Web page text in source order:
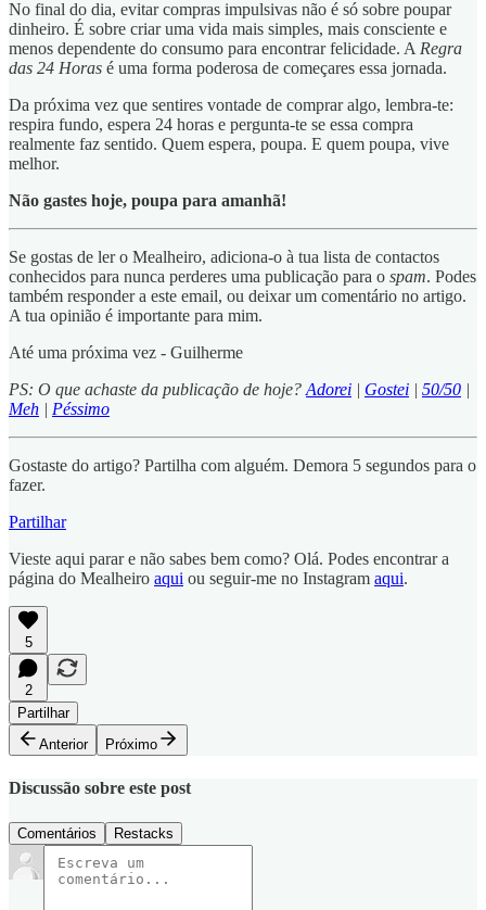
No final do dia, evitar compras impulsivas não é só sobre poupar
dinheiro. É sobre criar uma vida mais simples, mais consciente e
menos dependente do consumo para encontrar felicidade. A Regra
das 24 Horas é uma forma poderosa de começares essa jornada.
Da próxima vez que sentires vontade de comprar algo, lembra-te:
respira fundo, espera 24 horas e pergunta-te se essa compra
realmente faz sentido. Quem espera, poupa. E quem poupa, vive
melhor.
Não gastes hoje, poupa para amanhã!
Se gostas de ler o Mealheiro, adiciona-o à tua lista de contactos
conhecidos para nunca perderes uma publicação para o spam. Podes
também responder a este email, ou deixar um comentário no artigo.
A tua opinião é importante para mim.
Até uma próxima vez - Guilherme
PS: O que achaste da publicação de hoje? Adorei | Gostei | 50/50 |
Meh | Péssimo
Gostaste do artigo? Partilha com alguém. Demora 5 segundos para o
fazer.
Partilhar
Vieste aqui parar e não sabes bem como? Olá. Podes encontrar a
página do Mealheiro aqui ou seguir-me no Instagram aqui.
5
2
Partilhar
Anterior
Próximo
Discussão sobre este post
Comentários Restacks